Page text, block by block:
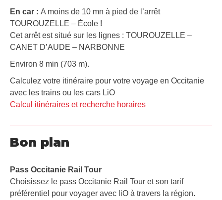
En car : A moins de 10 mn à pied de l’arrêt
TOUROUZELLE – École !
Cet arrêt est situé sur les lignes : TOUROUZELLE –
CANET D’AUDE – NARBONNE
Environ 8 min (703 m).
Calculez votre itinéraire pour votre voyage en Occitanie
avec les trains ou les cars LiO
Calcul itinéraires et recherche horaires
Bon plan
Pass Occitanie Rail Tour​
Choisissez le pass Occitanie Rail Tour et son tarif
préférentiel pour voyager avec liO à travers la région.